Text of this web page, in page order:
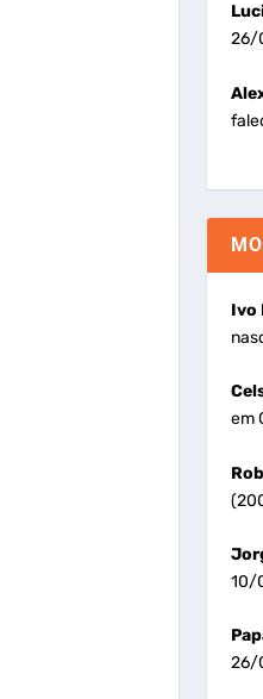
26/
Ivo
em
10/
26/